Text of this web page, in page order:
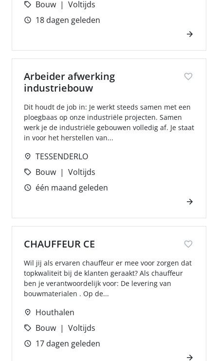
Bouw
Voltijds
18 dagen geleden
Arbeider afwerking
industriebouw
Dit houdt de job in: Je werkt steeds samen met een
ploegbaas op onze industriële projecten. Samen
werk je de industriële gebouwen volledig af. Je staat
in voor het herstellen van...
TESSENDERLO
Bouw
Voltijds
één maand geleden
CHAUFFEUR CE
Wil jij als ervaren chauffeur er mee voor zorgen dat
topkwaliteit bij de klanten geraakt? Als chauffeur
ben je verantwoordelijk voor: De levering van
bouwmaterialen . Op de...
Houthalen
Bouw
Voltijds
17 dagen geleden